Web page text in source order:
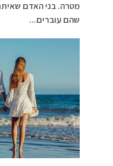
מטרה. בני האדם
שהם עוברים...